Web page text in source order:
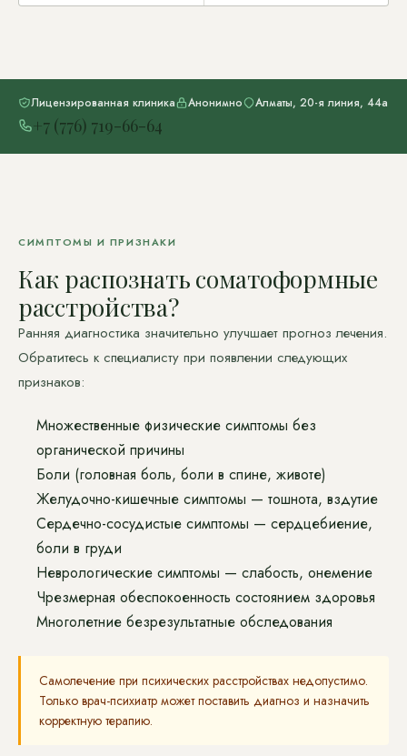
Лицензированная клиника Анонимно Алматы, 20-я линия, 44а
+7 (776) 719-66-64
СИМПТОМЫ И ПРИЗНАКИ
Как распознать соматоформные
расстройства?
Ранняя диагностика значительно улучшает прогноз лечения.
Обратитесь к специалисту при появлении следующих
признаков:
Множественные физические симптомы без
органической причины
Боли (головная боль, боли в спине, животе)
Желудочно-кишечные симптомы — тошнота, вздутие
Сердечно-сосудистые симптомы — сердцебиение,
боли в груди
Неврологические симптомы — слабость, онемение
Чрезмерная обеспокоенность состоянием здоровья
Многолетние безрезультатные обследования
Самолечение при психических расстройствах недопустимо.
Только врач-психиатр может поставить диагноз и назначить
корректную терапию.